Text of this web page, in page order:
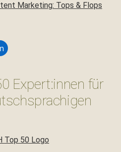
Marketing: Tops & Flops
Expert:innen für